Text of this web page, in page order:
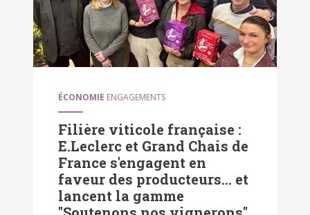
ÉCONOMIE ENGAGEMENTS
Filière viticole française :
E.Leclerc et Grand Chais de
France s'engagent en
faveur des producteurs... et
lancent la gamme